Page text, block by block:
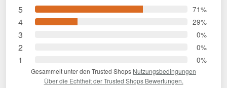
5 71%
4 29%
3 0%
2 0%
1 0%
Gesammelt unter den Trusted Shops Nutzungsbedingungen
Über die Echtheit der Trusted Shops Bewertungen.